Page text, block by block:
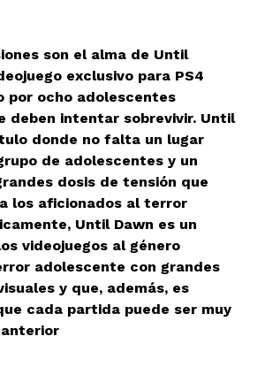
son el alma de Until
exclusivo para PS4
por ocho adolescentes
deben intentar sobrevivir. Until
donde no falta un lugar
de adolescentes y un
dosis de tensión que
los aficionados al terror
Until Dawn es un
videojuegos al género
adolescente con grandes
y que, además, es
cada partida puede ser muy